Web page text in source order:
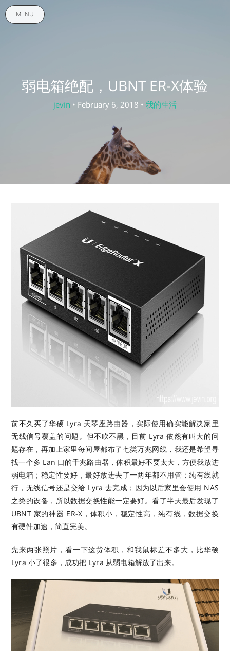
MENU
弱电箱绝配，UBNT ER-X体验
jevin • February 6, 2018 • 我的生活
前不久买了华硕 Lyra 天琴座路由器，实际使用确实能解决家里
无线信号覆盖的问题。但不吹不黑，目前 Lyra 依然有叫大的问
题存在，再加上家里每间屋都布了七类万兆网线，我还是希望寻
找一个多 Lan 口的千兆路由器，体积最好不要太大，方便我放进
弱电箱；稳定性要好，最好放进去了一两年都不用管；纯有线就
行，无线信号还是交给 Lyra 去完成；因为以后家里会使用 NAS
之类的设备，所以数据交换性能一定要好。看了半天最后发现了
UBNT 家的神器 ER-X，体积小，稳定性高，纯有线，数据交换
有硬件加速，简直完美。
先来两张照片，看一下这货体积，和我鼠标差不多大，比华硕
Lyra 小了很多，成功把 Lyra 从弱电箱解放了出来。